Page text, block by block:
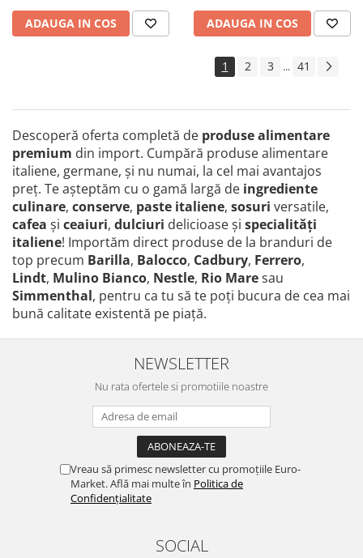
ADAUGA IN COS ADAUGA IN COS
1 2 3 ... 41
Descoperă oferta completă de produse alimentare
premium din import. Cumpără produse alimentare
italiene, germane, și nu numai, la cel mai avantajos
preţ. Te așteptăm cu o gamă largă de ingrediente
culinare, conserve, paste italiene, sosuri versatile,
cafea și ceaiuri, dulciuri delicioase și specialităţi
italiene! Importăm direct produse de la branduri de
top precum Barilla, Balocco, Cadbury, Ferrero,
Lindt, Mulino Bianco, Nestle, Rio Maresau
Simmenthal, pentru ca tu să te poţi bucura de cea mai
bună calitate existentă pe piaţă.
NEWSLETTER
Nu rata ofertele si promotiile noastre
Vreau să primesc newsletter cu promoțiile Euro-
Market. Află mai multe în Politica de
Confidențialitate
SOCIAL